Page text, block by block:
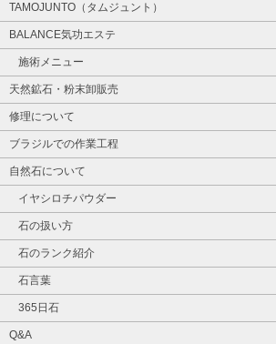
TAMOJUNTO（タムジュント）
BALANCE気功エステ
施術メニュー
天然鉱石・粉末卸販売
修理について
ブラジルでの作業工程
自然石について
イヤシロチパウダー
石の扱い方
石のランク紹介
石言葉
365日石
Q&A